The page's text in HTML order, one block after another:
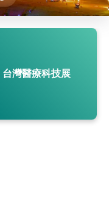
）專訪內容
務》撰文指出：自由
」開幕式，期許數
伴對話」記者會 說
印尼半導體供應鏈合
台灣醫療科技展